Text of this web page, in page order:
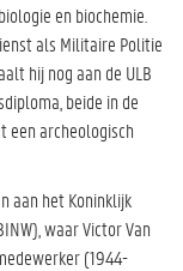
en biochemie.
als Militaire Politie
hij nog aan de ULB
beide in de
een archeologisch
aan het Koninklijk
waar Victor Van
(1944-